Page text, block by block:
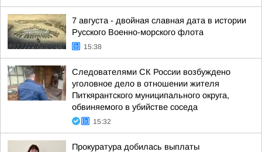
7 августа - двойная славная дата в истории
Русского Военно-морского флота
15:38
Следователями СК России возбуждено
уголовное дело в отношении жителя
Питкярантского муниципального округа,
обвиняемого в убийстве соседа
15:32
Прокуратура добилась выплаты